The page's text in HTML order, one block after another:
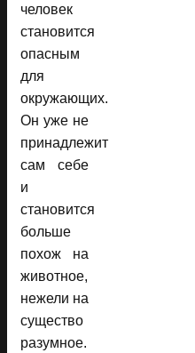
человек
становится
опасным
для
окружающих.
Он уже не
принадлежит
сам себе
и
становится
больше
похож на
животное,
нежели на
существо
разумное.